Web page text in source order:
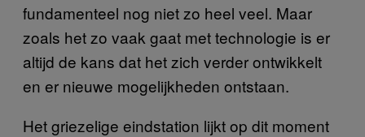
fundamenteel nog niet zo heel veel. Maar
zoals het zo vaak gaat met technologie is er
altijd de kans dat het zich verder ontwikkelt
en er nieuwe mogelijkheden ontstaan.
Het griezelige eindstation lijkt op dit moment